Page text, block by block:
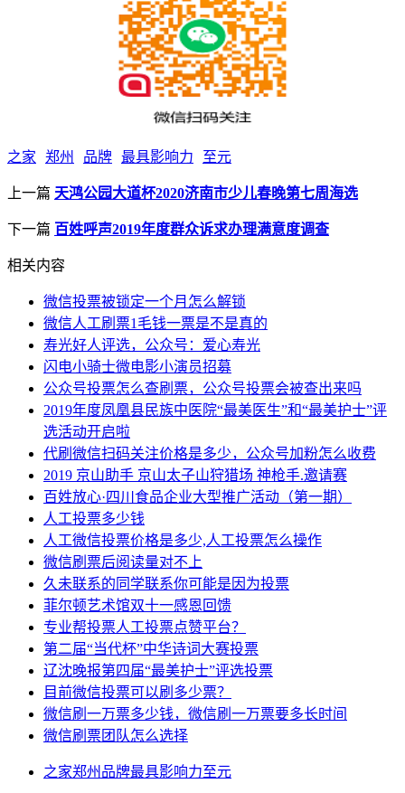
之家 郑州 品牌 最具影响力 至元
上一篇 天鸿公园大道杯2020济南市少儿春晚第七周海选
下一篇 百姓呼声2019年度群众诉求办理满意度调查
相关内容
微信投票被锁定一个月怎么解锁
微信人工刷票1毛钱一票是不是真的
寿光好人评选，公众号：爱心寿光
闪电小骑士微电影小演员招募
公众号投票怎么查刷票，公众号投票会被查出来吗
2019年度凤凰县民族中医院“最美医生”和“最美护士”评
选活动开启啦
代刷微信扫码关注价格是多少，公众号加粉怎么收费
2019 京山助手 京山太子山狩猎场 神枪手.邀请赛
百姓放心·四川食品企业大型推广活动（第一期）
人工投票多少钱
人工微信投票价格是多少,人工投票怎么操作
微信刷票后阅读量对不上
久未联系的同学联系你可能是因为投票
菲尔顿艺术馆双十一感恩回馈
专业帮投票人工投票点赞平台？
第二届“当代杯”中华诗词大赛投票
辽沈晚报第四届“最美护士”评选投票
目前微信投票可以刷多少票？
微信刷一万票多少钱，微信刷一万票要多长时间
微信刷票团队怎么选择
之家郑州 品牌最具影响力至元